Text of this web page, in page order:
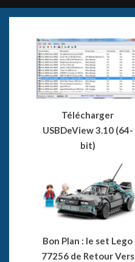
Télécharger
USBDeView 3.10 (64-
bit)
Bon Plan : le set Lego
77256 de Retour Vers